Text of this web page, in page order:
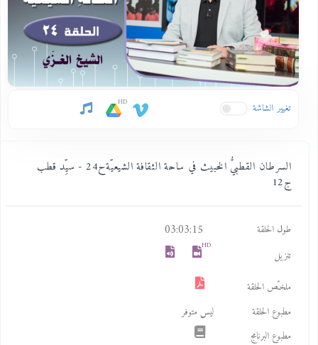
تغيير الشاشة HD
السرطان القطبيُّ الخبيث في ساحة الثقافة الشيعيّةح24 - سيِّد قطب
ج12
طول الحلقة 03:03:15
تنزيل
HD
ملخـّص الحلقة
مطبوع الحلقة
ليس متوفر
مطبوع البرنامج